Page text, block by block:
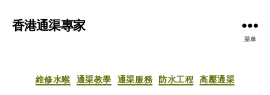
香港通渠專家
菜单
分
維修水喉 通渠教學 通渠服務 防水工程 高壓通渠